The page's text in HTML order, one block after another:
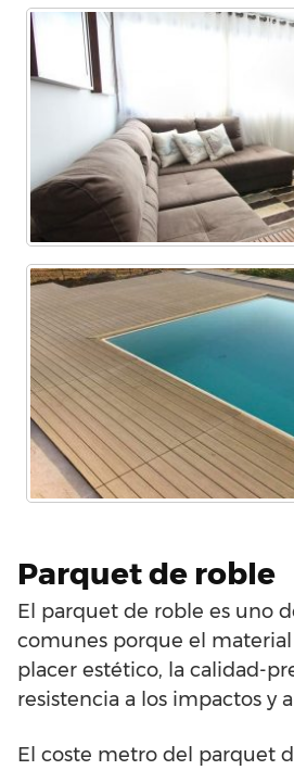
Parquet de roble
El parquet de roble es uno
comunes porque el
placer estético, la calidad-
resistencia a los impactos y
El coste metro del parquet